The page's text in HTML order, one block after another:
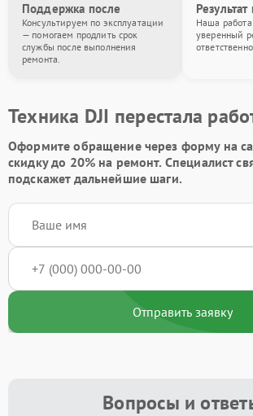
Поддержка после
Консультируем по эксплуатации
— помогаем продлить срок
службы после выполнения
ремонта.
Наша
уверенный
Техника DJI перестала
Оформите обращение через форму на
скидку до 20%на ремонт. Специалист
подскажет дальнейшие шаги.
Отправить заявку
Вопросы и